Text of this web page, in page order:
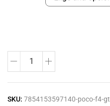
SKU: 7854153597140-poco-f4-